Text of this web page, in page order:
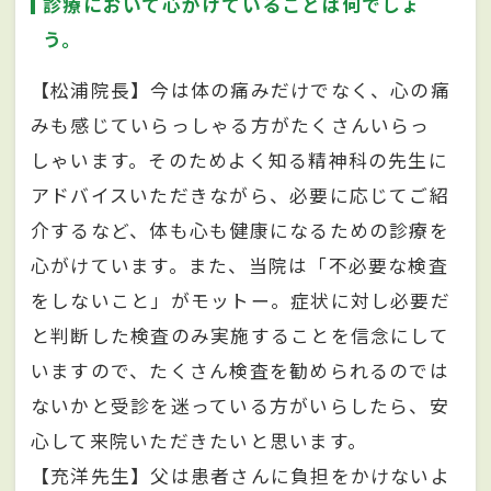
う。
【松浦院長】今は体の痛みだけでなく、心の痛
みも感じていらっしゃる方がたくさんいらっ
しゃいます。そのためよく知る精神科の先生に
アドバイスいただきながら、必要に応じてご紹
介するなど、体も心も健康になるための診療を
心がけています。また、当院は「不必要な検査
をしないこと」がモットー。症状に対し必要だ
と判断した検査のみ実施することを信念にして
いますので、たくさん検査を勧められるのでは
ないかと受診を迷っている方がいらしたら、安
心して来院いただきたいと思います。
【充洋先生】父は患者さんに負担をかけないよ